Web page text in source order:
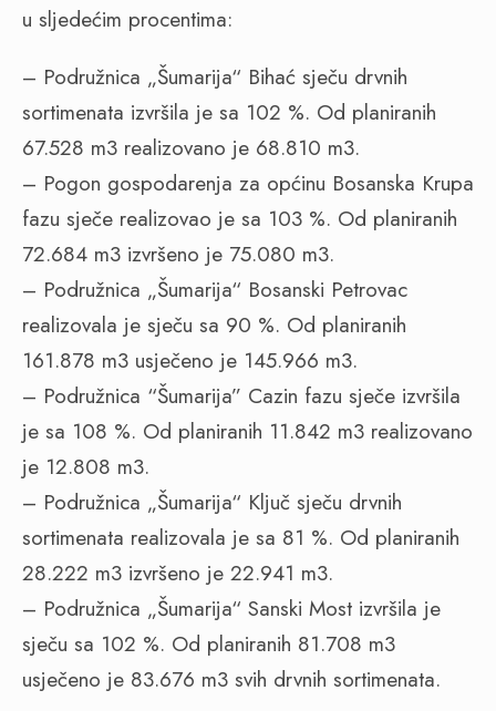
u sljedećim procentima:
– Podružnica „Šumarija“ Bihać sječu drvnih
sortimenata izvršila je sa 102 %. Od planiranih
67.528 m3 realizovano je 68.810 m3.
– Pogon gospodarenja za općinu Bosanska Krupa
fazu sječe realizovao je sa 103 %. Od planiranih
72.684 m3 izvršeno je 75.080 m3.
– Podružnica „Šumarija“ Bosanski Petrovac
realizovala je sječu sa 90 %. Od planiranih
161.878 m3 usječeno je 145.966 m3.
– Podružnica “Šumarija” Cazin fazu sječe izvršila
je sa 108 %. Od planiranih 11.842 m3 realizovano
je 12.808 m3.
– Podružnica „Šumarija“ Ključ sječu drvnih
sortimenata realizovala je sa 81 %. Od planiranih
28.222 m3 izvršeno je 22.941 m3.
– Podružnica „Šumarija“ Sanski Most izvršila je
sječu sa 102 %. Od planiranih 81.708 m3
usječeno je 83.676 m3 svih drvnih sortimenata.